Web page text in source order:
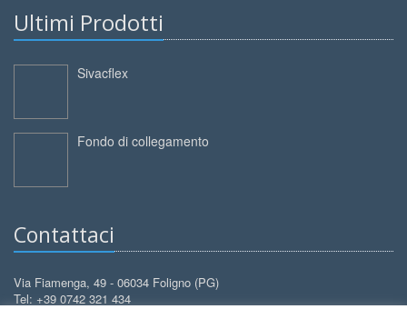
Ultimi Prodotti
Sivacflex
Fondo di collegamento
Contattaci
Via Fiamenga, 49 - 06034 Foligno (PG)
Tel: +39 0742 321 434